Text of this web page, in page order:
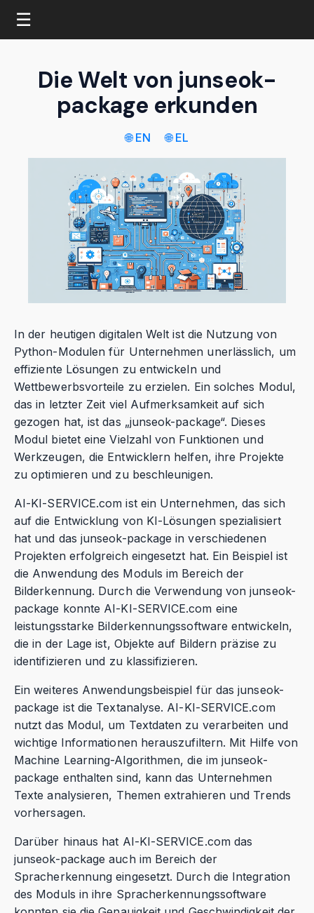
☰
Die Welt von junseok-
package erkunden
🌐 EN 🌐 EL
In der heutigen digitalen Welt ist die Nutzung von
Python-Modulen für Unternehmen unerlässlich, um
effiziente Lösungen zu entwickeln und
Wettbewerbsvorteile zu erzielen. Ein solches Modul,
das in letzter Zeit viel Aufmerksamkeit auf sich
gezogen hat, ist das „junseok-package“. Dieses
Modul bietet eine Vielzahl von Funktionen und
Werkzeugen, die Entwicklern helfen, ihre Projekte
zu optimieren und zu beschleunigen.
AI-KI-SERVICE.com ist ein Unternehmen, das sich
auf die Entwicklung von KI-Lösungen spezialisiert
hat und das junseok-package in verschiedenen
Projekten erfolgreich eingesetzt hat. Ein Beispiel ist
die Anwendung des Moduls im Bereich der
Bilderkennung. Durch die Verwendung von junseok-
package konnte AI-KI-SERVICE.com eine
leistungsstarke Bilderkennungssoftware entwickeln,
die in der Lage ist, Objekte auf Bildern präzise zu
identifizieren und zu klassifizieren.
Ein weiteres Anwendungsbeispiel für das junseok-
package ist die Textanalyse. AI-KI-SERVICE.com
nutzt das Modul, um Textdaten zu verarbeiten und
wichtige Informationen herauszufiltern. Mit Hilfe von
Machine Learning-Algorithmen, die im junseok-
package enthalten sind, kann das Unternehmen
Texte analysieren, Themen extrahieren und Trends
vorhersagen.
Darüber hinaus hat AI-KI-SERVICE.com das
junseok-package auch im Bereich der
Spracherkennung eingesetzt. Durch die Integration
des Moduls in ihre Spracherkennungssoftware